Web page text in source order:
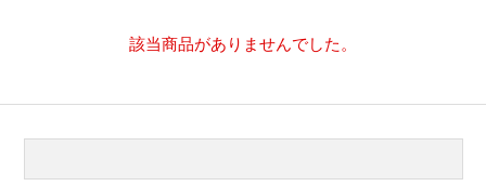
該当商品がありませんでした。